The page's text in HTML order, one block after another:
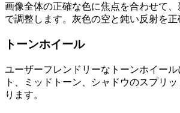
画像全体の正確な色に焦点を合わせて
で調整します。灰色の空と鈍い反射を正
トーンホイール
ユーザーフレンドリーなトーンホイール
ト、ミッドトーン、シャドウのスプリ
ります。